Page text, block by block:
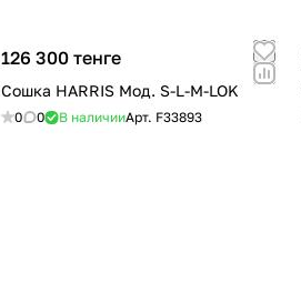
126 300 тенге
Сошка HARRIS Мод. S-L-M-LOK
0 0 В наличииАрт. F33893